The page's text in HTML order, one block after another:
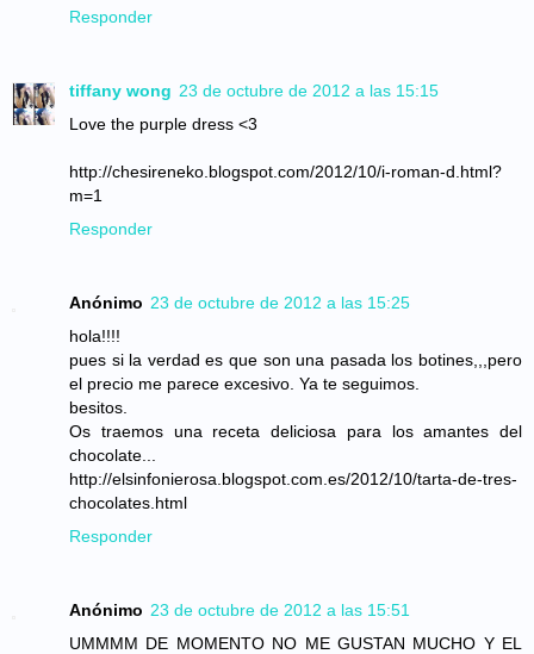
Responder
tiffany wong 23 de octubre de 2012 a las 15:15
Love the purple dress <3
http://chesireneko.blogspot.com/2012/10/i-roman-d.html?
m=1
Responder
Anónimo 23 de octubre de 2012 a las 15:25
hola!!!!
pues si la verdad es que son una pasada los botines,,,pero
el precio me parece excesivo. Ya te seguimos.
besitos.
Os traemos una receta deliciosa para los amantes del
chocolate...
http://elsinfonierosa.blogspot.com.es/2012/10/tarta-de-tres-
chocolates.html
Responder
Anónimo 23 de octubre de 2012 a las 15:51
UMMMM DE MOMENTO NO ME GUSTAN MUCHO Y EL